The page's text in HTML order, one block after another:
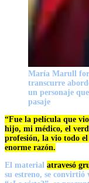
María Marull
transcurre
un personaje
pasaje
“Fue la película que
hijo, mi médico, el
profesión, la vio todo
enorme razón.
El material atravesó
su estreno, se convirtió